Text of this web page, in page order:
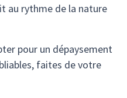
au rythme de la nature
pour un dépaysement
faites de votre